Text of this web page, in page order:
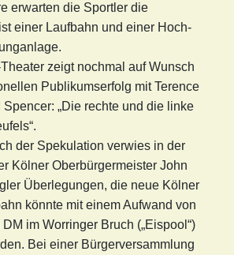
erwarten die Sportler die
einer Laufbahn und einer Hoch-
zeigt nochmal auf Wunsch
Publikumserfolg mit Terence
„Die rechte und die linke
der Spekulation verwies in der
Kölner Oberbürgermeister John
Überlegungen, die neue Kölner
könnte mit einem Aufwand von
im Worringer Bruch („Eispool“)
Bei einer Bürgerversammlung